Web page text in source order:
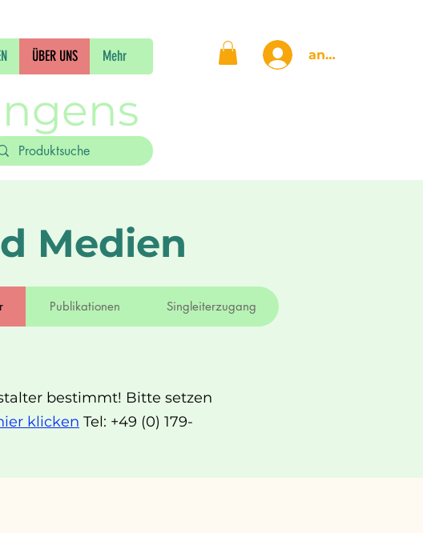
ÜBER UNS Mehr anmelden
Medien
Publikationen Singleiterzugang
bestimmt! Bitte setzen
klicken Tel: +49 (0) 179-